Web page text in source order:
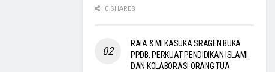
0 SHARES
RAIA & MI KASUKA SRAGEN BUKA
PPDB, PERKUAT PENDIDIKAN ISLAMI
DAN KOLABORASI ORANG TUA